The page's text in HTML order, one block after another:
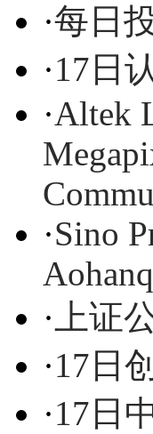
·每日
·17日
·Altek
·Sino
· 上证
·17日
·17日